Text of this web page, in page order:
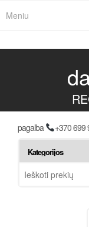
Meniu
pagalba +370 699